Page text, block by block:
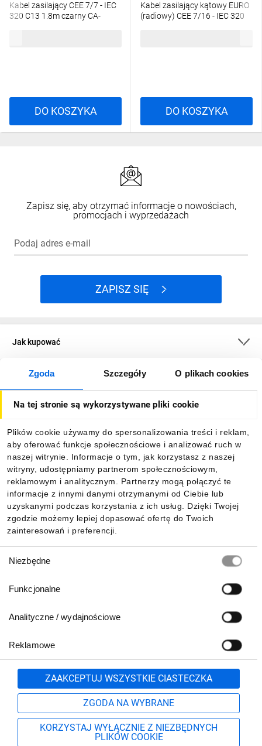
Zgoda Szczegóły O plikach cookies
Na tej stronie są wykorzystywane pliki cookie
Plików cookie używamy do spersonalizowania treści i reklam,
aby oferować funkcje społecznościowe i analizować ruch w
naszej witrynie. Informacje o tym, jak korzystasz z naszej
witryny, udostępniamy partnerom społecznościowym,
reklamowym i analitycznym. Partnerzy mogą połączyć te
informacje z innymi danymi otrzymanymi od Ciebie lub
uzyskanymi podczas korzystania z ich usług. Dzięki Twojej
zgodzie możemy lepiej dopasować ofertę do Twoich
zainteresowań i preferencji.
zgody
Niezbędne
Funkcjonalne
Analityczne / wydajnościowe
Reklamowe
ZAAKCEPTUJ WSZYSTKIE CIASTECZKA
ZGODA NA WYBRANE
KORZYSTAJ WYŁĄCZNIE Z NIEZBĘDNYCH
PLIKÓW COOKIE
Kabel zasilający CEE 7/7 - IEC
320 C13 1.8m czarny CA-
DO KOSZYKA
Kabel zasilający kątowy EURO
(radiowy) CEE 7/16 - IEC 320
DO KOSZYKA
Zapisz się, aby otrzymać informacje o nowościach,
promocjach i wyprzedażach
Podaj adres e-mail
ZAPISZ SIĘ
Jak kupować
O firmie
Informacje
Pobierz naszą aplikację mobilną:
801 500 700 lub
71 37 61 600
Formularz kontaktowy